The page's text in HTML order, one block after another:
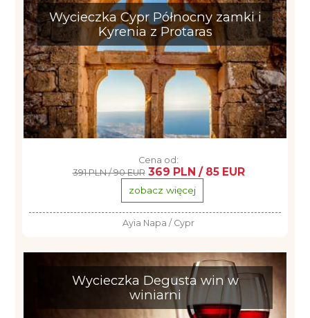
Wycieczka Cypr Północny zamki i
Kyrenia z Protaras
Cena od:
391 PLN / 90 EUR 369 PLN / 85 EUR
zobacz więcej
Ayia Napa / Cypr
Wycieczka Degusta win w
winiarni